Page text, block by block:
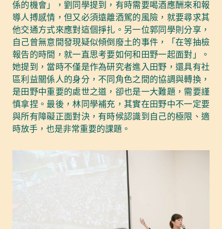
係的機會」，劉同學提到，有時需要喝酒應酬來和報
導人搏感情，但又必須遠離酒駕的風險，就要尋求其
他交通方式來應對這個掙扎。另一位郭同學則分享，
自己曾無意間發現疑似傾倒廢土的事件，「在等抽檢
報告的時間，就一直思考要如何和田野一起面對」。
她提到，當時不僅是作為研究者進入田野，還具有社
區利益關係人的身分，不同角色之間的協調與轉換，
是田野中重要的處世之道，卻也是一大難題，需要謹
慎拿捏。最後，林同學補充，其實在田野中不一定要
與所有障礙正面對決，有時候認識到自己的極限、適
時放手，也是非常重要的課題。